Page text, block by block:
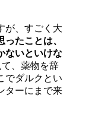
が、すごく大
ったことは、
ないといけな
て、薬物を辞
でダルクとい
ターにまで来